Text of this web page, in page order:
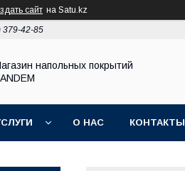
сайт на Satu.kz
379-42-85
напольных покрытий
О НАС КОНТАКТЫ